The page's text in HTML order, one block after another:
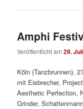
Amphi
Veröffentlicht am29.
Köln (Tanzbrunnen),
mit Eisbrecher,
Aesthetic Perfection,
Grinder,